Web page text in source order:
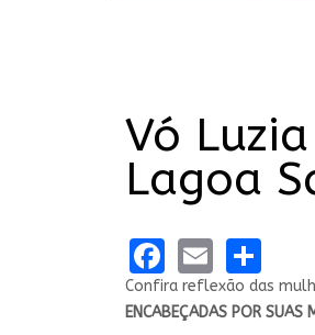
Vó
Lagoa
Facebook
Email
Confira reflexão das
ENCABEÇADAS POR SUAS